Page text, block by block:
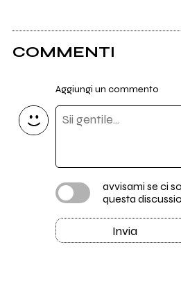
COMMENTI
Aggiungi un commento
avvisami se ci
questa
Invia